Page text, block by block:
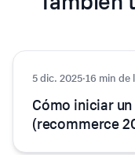
Ecommerce
5 dic. 2025·16 min de
Cómo iniciar
(recommerce